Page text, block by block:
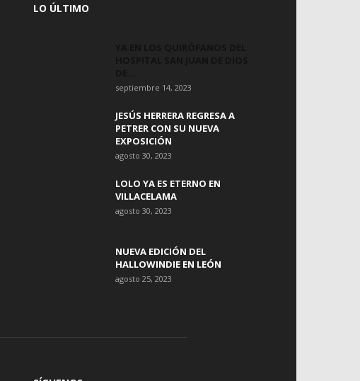
LO ÚLTIMO
septiembre 14, 2023
JESÚS HERRERA REGRESA A
PETRER CON SU NUEVA
EXPOSICIÓN
agosto 30, 2023
LOLO YA ES ETERNO EN
VILLACELAMA
agosto 30, 2023
NUEVA EDICIÓN DEL
HALLOWINDIE EN LEÓN
agosto 25, 2023